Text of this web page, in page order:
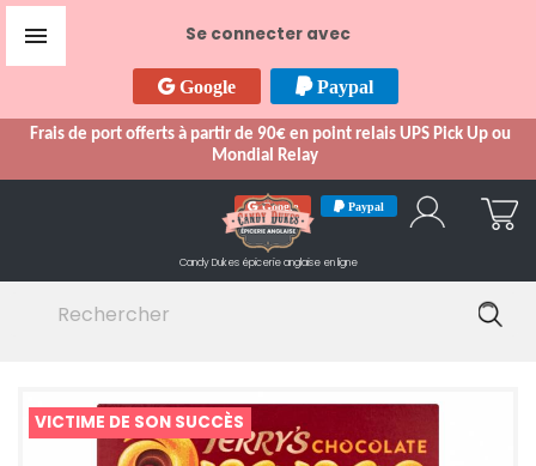
Se connecter avec
Google Paypal
Frais de port offerts à partir de 90€ en point relais UPS Pick Up ou
Mondial Relay

Google Paypal
Candy Dukes épicerie anglaise en ligne
VICTIME DE SON SUCCÈS